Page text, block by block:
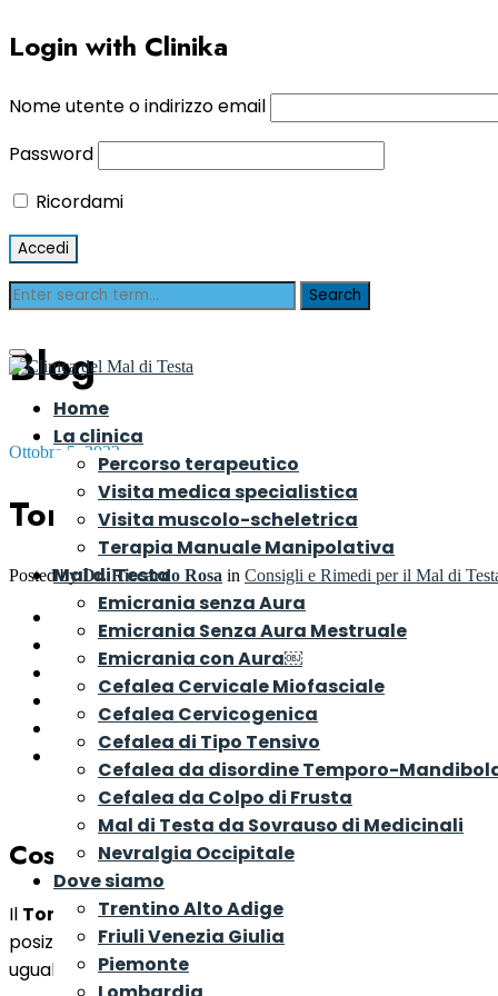
Login with Clinika
Nome utente o indirizzo email
Password
Ricordami
Home
La clinica
Percorso terapeutico
Visita medica specialistica
Visita muscolo-scheletrica
Terapia Manuale Manipolativa
Mal di Testa
Emicrania senza Aura
Emicrania Senza Aura Mestruale
Emicrania con Aura￼
Cefalea Cervicale Miofasciale
Cefalea Cervicogenica
Cefalea di Tipo Tensivo
Cefalea da disordine Temporo-
Cefalea da Colpo di Frusta
Mal di Testa da Sovrauso di Medicinali
Nevralgia Occipitale
Dove siamo
Trentino Alto Adige
Friuli Venezia Giulia
Piemonte
Blog
Ottobre 5, 2023
Torcicollo: il blocco cervicale
Posted byDr. Riccardo Rosa in Consigli e Rimedi per il Mal di
Cos’è il Torcicollo
Tipi di Torcicollo
Cause del Torcicollo secondario
Sintomi e Segni del Torcicollo
Come si cura il Torcicollo
Quanto tempo ci vuole per curare il Torcicollo
Cos’è il Torcicollo
Il Torcicolloo “blocco cervicale acuto” (in inglese Wry
posizionamento anomalo del collo e della testa che
uguali o opposte. Il collo può infatti flettersi da un lato